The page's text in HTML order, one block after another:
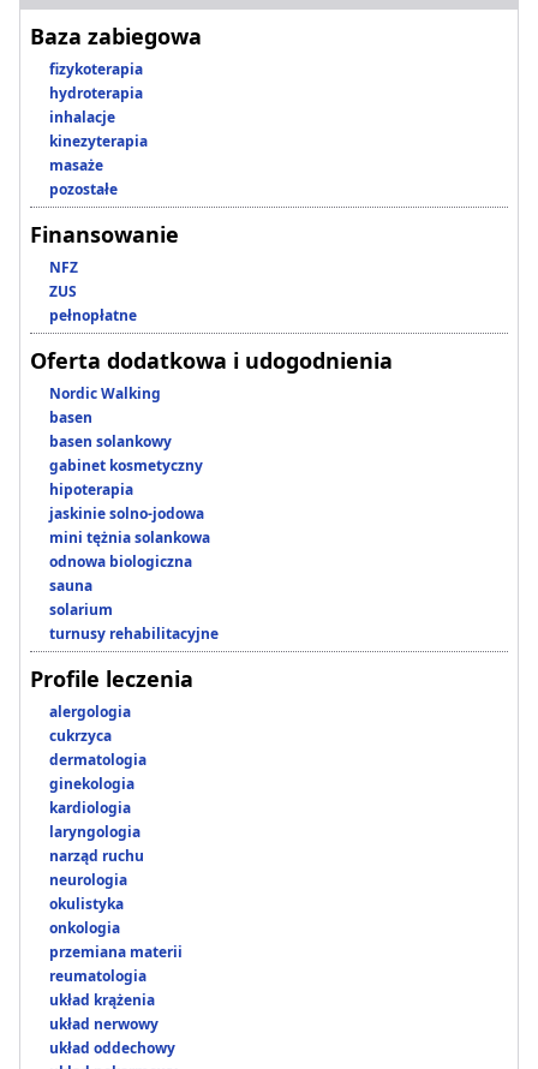
Baza zabiegowa
fizykoterapia
hydroterapia
inhalacje
kinezyterapia
masaże
pozostałe
Finansowanie
NFZ
ZUS
pełnopłatne
Oferta dodatkowa i udogodnienia
Nordic Walking
basen
basen solankowy
gabinet kosmetyczny
hipoterapia
jaskinie solno-jodowa
mini tężnia solankowa
odnowa biologiczna
sauna
solarium
turnusy rehabilitacyjne
Profile leczenia
alergologia
cukrzyca
dermatologia
ginekologia
kardiologia
laryngologia
narząd ruchu
neurologia
okulistyka
onkologia
przemiana materii
reumatologia
układ krążenia
układ nerwowy
układ oddechowy